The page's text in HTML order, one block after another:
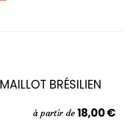
MAILLOT BRÉSILIEN
à partir de 18,00€